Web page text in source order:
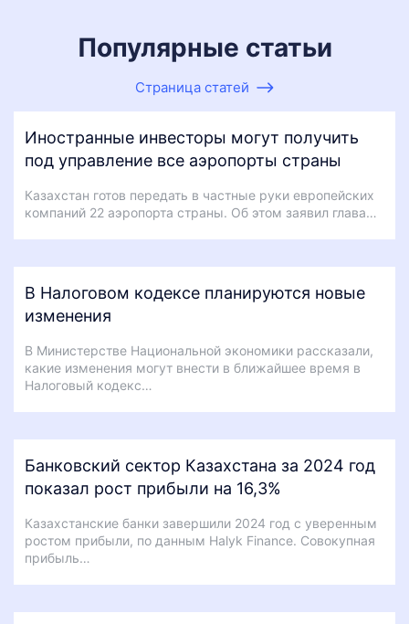
Популярные статьи
Страница статей
Иностранные инвесторы могут получить
под управление все аэропорты страны
Казахстан готов передать в частные руки европейских
компаний 22 аэропорта страны. Об этом заявил глава…
В Налоговом кодексе планируются новые
изменения
В Министерстве Национальной экономики рассказали,
какие изменения могут внести в ближайшее время в
Налоговый кодекс…
Банковский сектор Казахстана за 2024 год
показал рост прибыли на 16,3%
Казахстанские банки завершили 2024 год с уверенным
ростом прибыли, по данным Halyk Finance. Совокупная
прибыль…